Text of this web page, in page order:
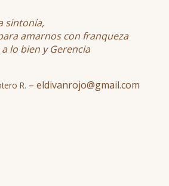
sintonía,
amarnos con franqueza
lo bien y Gerencia
R. – eldivanrojo@gmail.com